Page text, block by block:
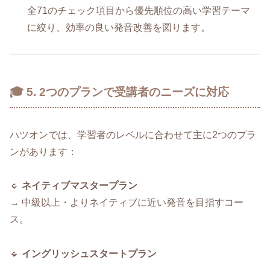
全71のチェック項目から優先順位の高い学習テーマ
に絞り、効率の良い発音改善を図ります。
🎓 5. 2つのプランで受講者のニーズに対応
ハツオンでは、学習者のレベルに合わせて主に2つのプラ
ンがあります：
🔹 ネイティブマスタープラン
→ 中級以上・よりネイティブに近い発音を目指すコー
ス。
🔹 イングリッシュスタートプラン